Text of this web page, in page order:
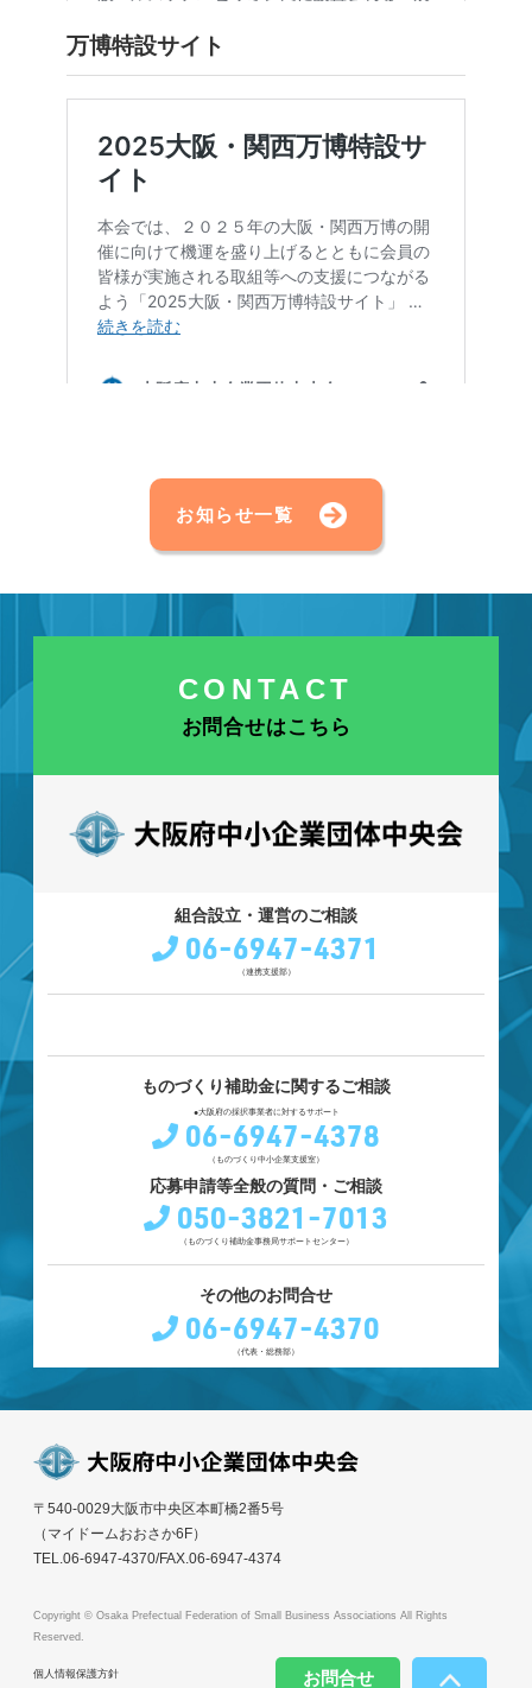
万博特設サイト
お知らせ一覧
CONTACT
お問合せはこちら
組合設立・運営のご相談
06-6947-4371
（連携支援部）
ものづくり補助金に関するご相談
●大阪府の採択事業者に対するサポート
06-6947-4378
（ものづくり中小企業支援室）
応募申請等全般の質問・ご相談
050-3821-7013
（ものづくり補助金事務局サポートセンター）
その他のお問合せ
06-6947-4370
（代表・総務部）
〒540-0029大阪市中央区本町橋2番5号
（マイドームおおさか6F）
TEL.06-6947-4370/FAX.06-6947-4374
Copyright © Osaka Prefectual Federation of Small Business Associations All Rights
Reserved.
個人情報保護方針 お問合せ